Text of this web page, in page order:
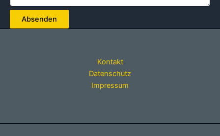
Absenden
Kontakt
Datenschutz
Impressum